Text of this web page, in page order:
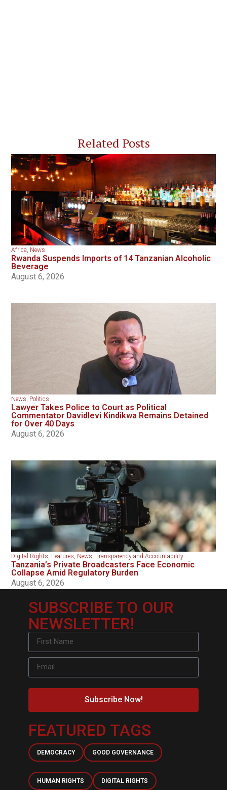
Related Posts
Africa, News
Rwanda Suspends Imports of 14 Tanzanian Alcoholic
Beverage
August 6, 2026
News, Politics
Lawyer Takes Police to Court as Political
Commentator Davidlevi Kindikwa Remains Detained
for Over 40 Days
August 6, 2026
Digital Rights, Features, News,Transparency and Accountability
Tanzania’s Private Broadcasters Face Economic
Collapse Amid Regulatory Burden
August 6, 2026
SUBSCRIBE TO OUR
NEWSLETTER!
Subscribe Now!
FEATURED TAGS
DEMOCRACY GOOD GOVERNANCE
HUMAN RIGHTS DIGITAL RIGHTS